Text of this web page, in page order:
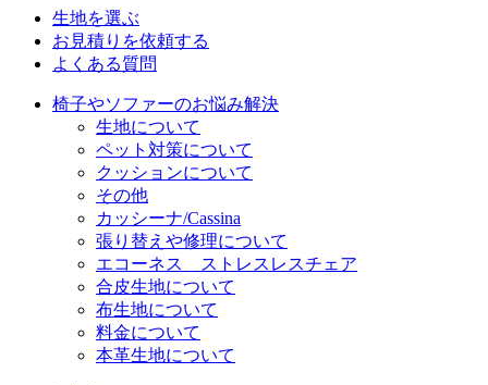
生地を選ぶ
お見積りを依頼する
よくある質問
椅子やソファーのお悩み解決
生地について
ペット対策について
クッションについて
その他
カッシーナ/Cassina
張り替えや修理について
エコーネス ストレスレスチェア
合皮生地について
布生地について
料金について
本革生地について